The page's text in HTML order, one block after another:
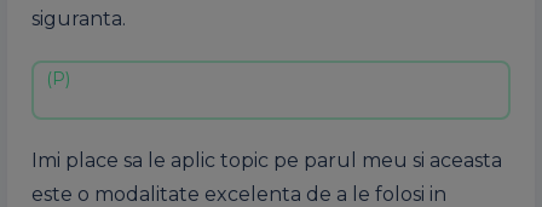
siguranta.
Imi place sa le aplic topic pe parul meu si aceasta
este o modalitate excelenta de a le folosi in